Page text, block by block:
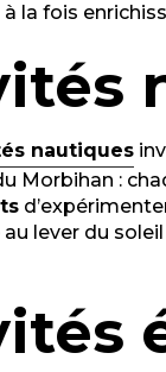
la fois
nautiques
Morbihan :
lever du